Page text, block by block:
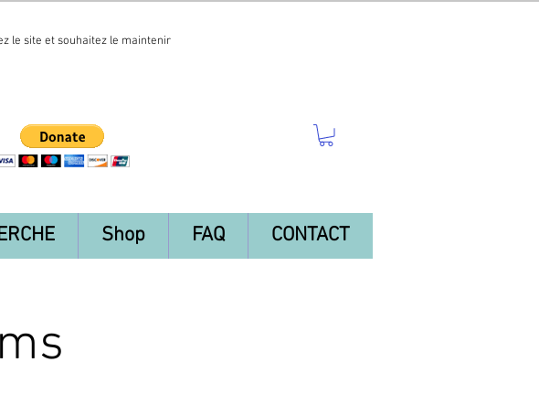
le site et souhaitez le maintenir
Shop FAQ CONTACT